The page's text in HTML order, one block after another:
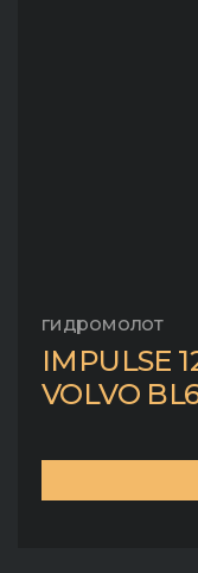
гидромолот
IMPULSE
VOLVO